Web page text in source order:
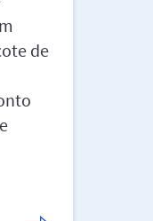
de